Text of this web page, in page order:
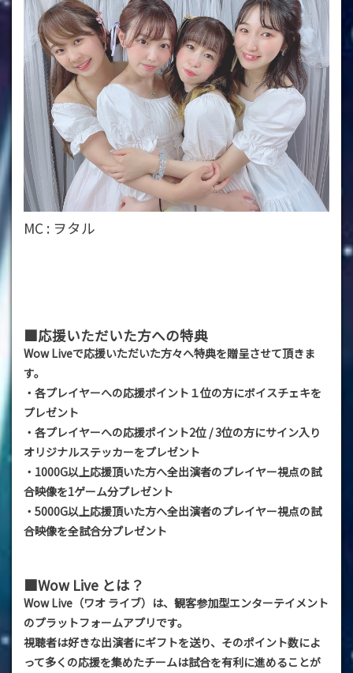
MC : ヲタル
■応援いただいた方への特典
Wow Liveで応援いただいた方々へ特典を贈呈させて頂きま
す。
・各プレイヤーへの応援ポイント１位の方にボイスチェキを
プレゼント
・各プレイヤーへの応援ポイント2位 / 3位の方にサイン入り
オリジナルステッカーをプレゼント
・1000G以上応援頂いた方へ全出演者のプレイヤー視点の試
合映像を1ゲーム分プレゼント
・5000G以上応援頂いた方へ全出演者のプレイヤー視点の試
合映像を全試合分プレゼント
■Wow Live とは？
Wow Live（ワオ ライブ）は、観客参加型エンターテイメント
のプラットフォームアプリです。
視聴者は好きな出演者にギフトを送り、そのポイント数によ
って多くの応援を集めたチームは試合を有利に進めることが